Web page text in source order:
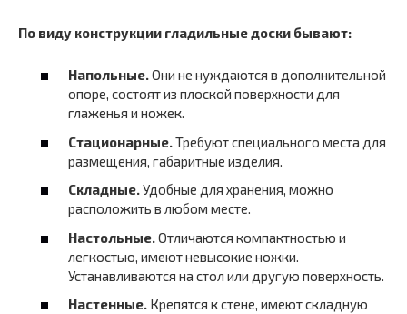
По виду конструкции гладильные доски бывают:
Напольные.Они не нуждаются в дополнительной
опоре, состоят из плоской поверхности для
глаженья и ножек.
Стационарные.Требуют специального места для
размещения, габаритные изделия.
Складные.Удобные для хранения, можно
расположить в любом месте.
Настольные.Отличаются компактностью и
легкостью, имеют невысокие ножки.
Устанавливаются на стол или другую поверхность.
Настенные. Крепятся к стене, имеют складную